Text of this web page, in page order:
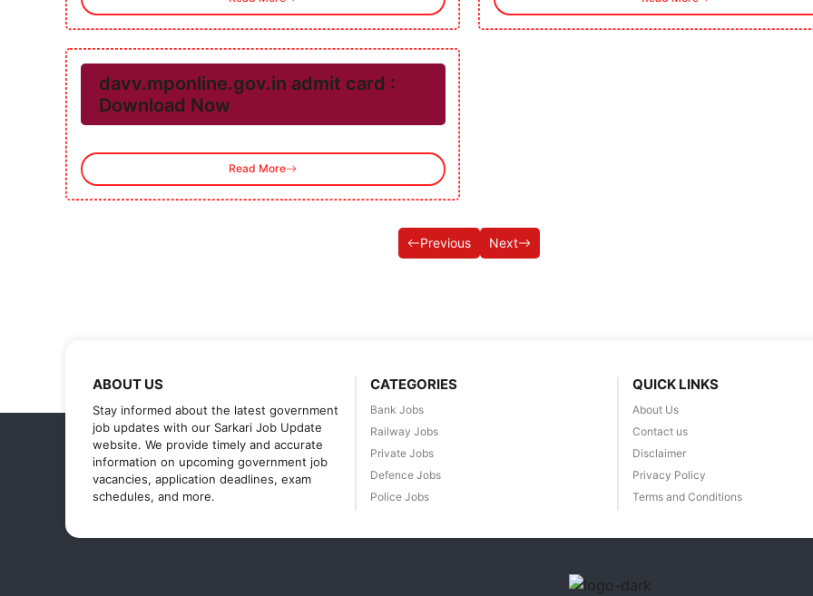
davv.mponline.gov.in admit card :
Download Now
Read More
Previous Next
ABOUT US
Stay informed about the latest government
job updates with our Sarkari Job Update
website. We provide timely and accurate
information on upcoming government job
vacancies, application deadlines, exam
schedules, and more.
CATEGORIES
Bank Jobs
Railway Jobs
Private Jobs
Defence Jobs
Police Jobs
QUICK LINKS
About Us
Contact us
Disclaimer
Privacy Policy
Terms and Conditions